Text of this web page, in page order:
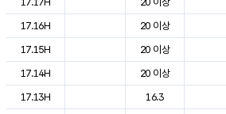
17.16H
20 이상
17.15H
20 이상
17.14H
20 이상
17.13H
16.3